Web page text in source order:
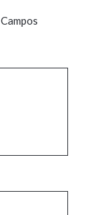
Campos